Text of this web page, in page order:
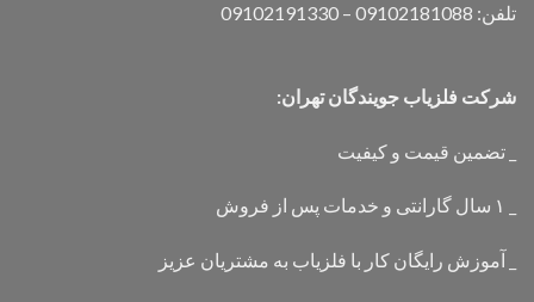
تلفن: 09102181088 – 09102191330
شرکت فلزیاب جویندگان تهران:
_ تضمین قیمت و کیفیت
_ آموزش رایگان کار با فلزیاب به مشتریان عزیز